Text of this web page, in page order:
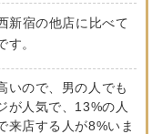
新宿の他店に比べて
。
いので、男の人でも
が人気で、13%の人
来店する人が8%いま